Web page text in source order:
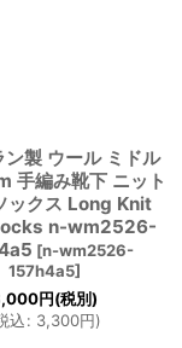
ン製 ウール ミドル
手編み靴下 ニット
ックス Long Knit
n-wm2526-
[n-wm2526-
157h4a5]
円(税別)
込: 3,300円)